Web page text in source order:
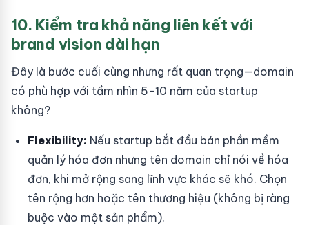
10. Kiểm tra khả năng liên kết với
brand vision dài hạn
Đây là bước cuối cùng nhưng rất quan trọng—domain
có phù hợp với tầm nhìn 5-10 năm của startup
không?
Flexibility: Nếu startup bắt đầu bán phần mềm
quản lý hóa đơn nhưng tên domain chỉ nói về hóa
đơn, khi mở rộng sang lĩnh vực khác sẽ khó. Chọn
tên rộng hơn hoặc tên thương hiệu (không bị ràng
buộc vào một sản phẩm).